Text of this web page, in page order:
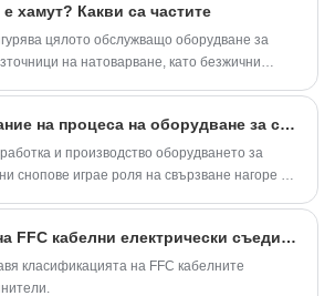
хамут? Какви са частите
цялото обслужващо оборудване за
на натоварване, като безжични
Подробно описание на процеса на оборудване за свързване на кабелни снопове
и производство оборудването за
снопове играе роля на свързване нагоре и
може да се използва в много индустрии.
за свързване. Кабелният сноп е
и отстранен, като в процеса може да се
Класификация на FFC кабелни електрически съединители
класификацията на FFC кабелните